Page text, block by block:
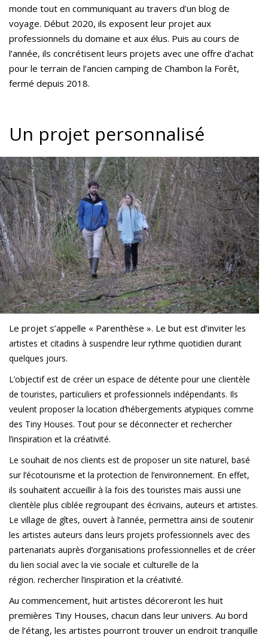
monde tout en communiquant au travers d’un blog de
voyage. Début 2020, ils exposent leur projet aux
professionnels du domaine et aux élus. Puis au cours de
l’année, ils concrétisent leurs projets avec une offre d’achat
pour le terrain de l’ancien camping de Chambon la Forêt,
fermé depuis 2018.
Un projet personnalisé
Le projet s’appelle « Parenthèse ». Le but est d’inviter les
artistes et citadins à suspendre leur rythme quotidien durant
quelques jours.
L’objectif est de créer un espace de détente pour une clientèle
de touristes, particuliers et professionnels indépendants. Ils
veulent proposer la location d’hébergements atypiques comme
des Tiny Houses. Tout pour se déconnecter et rechercher
l’inspiration et la créativité.
Le souhait de nos clients est de proposer un site naturel, basé
sur l’écotourisme et la protection de l’environnement. En effet,
ils souhaitent accueillir à la fois des touristes mais aussi une
clientèle plus ciblée regroupant des écrivains, auteurs et artistes.
Le village de gîtes, ouvert à l’année, permettra ainsi de soutenir
les artistes auteurs dans leurs projets professionnels avec des
partenariats auprès d’organisations professionnelles et de créer
du lien social avec la vie sociale et culturelle de la
région. rechercher l’inspiration et la créativité.
Au commencement, huit artistes décoreront les huit
premières Tiny Houses, chacun dans leur univers. Au bord
de l’étang, les artistes pourront trouver un endroit tranquille